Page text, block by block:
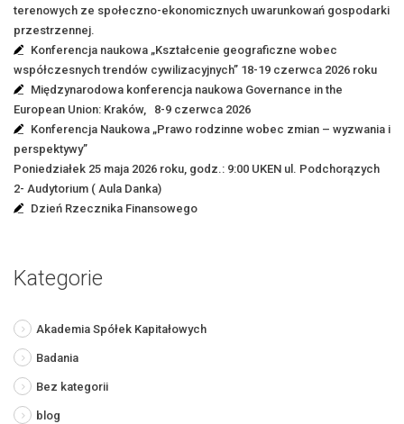
terenowych ze społeczno-ekonomicznych uwarunkowań gospodarki
przestrzennej.
Konferencja naukowa „Kształcenie geograficzne wobec
współczesnych trendów cywilizacyjnych” 18-19 czerwca 2026 roku
Międzynarodowa konferencja naukowa Governance in the
European Union: Kraków, 8-9 czerwca 2026
Konferencja Naukowa „Prawo rodzinne wobec zmian – wyzwania i
perspektywy”
Poniedziałek 25 maja 2026 roku, godz.: 9:00 UKEN ul. Podchorązych
2- Audytorium ( Aula Danka)
Dzień Rzecznika Finansowego
Kategorie
Akademia Spółek Kapitałowych
Badania
Bez kategorii
blog